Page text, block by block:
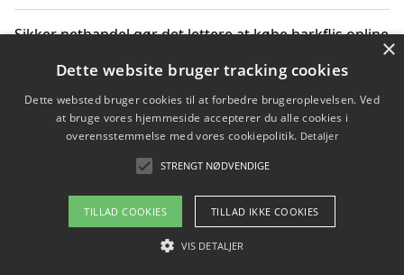
Sikker nethandel gør det lettere at købe barkflis online
Ting du bør vide før du vælger webbureau i Aarhus
Copyright 2026 - Pilanto Aps
Om / kontakt
Blog Betingelser
×
Dette website bruger tracking cookies
Dette websted bruger cookies til at forbedre brugeroplevelsen. Ved
at bruge vores hjemmeside accepterer du alle cookies i
overensstemmelse med vores cookiepolitik. Detaljer
STRENGT NØDVENDIGE
TILLAD COOKIES TILLAD IKKE COOKIES
VIS DETALJER